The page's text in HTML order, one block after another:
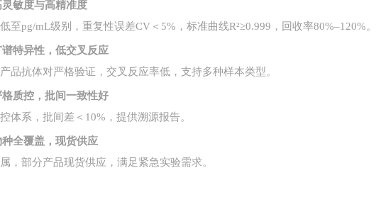
灵敏度与高精准度
至pg/mL级别，重复性误差CV＜5%，标准曲线R²≥0.999，回收率80%–120%。
谱特异性，低交叉反应
品抗体对严格验证，交叉反应率低，支持多种样本类型。
格质控，批间一致性好
体系，批间差＜ 10%，提供溯源报告。
种全覆盖，现货供应
，部分产品现货供应，满足紧急实验需求。